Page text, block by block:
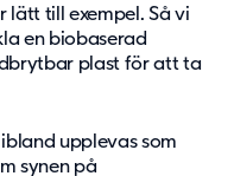
lätt till exempel. Så vi
en biobaserad
plast för att ta
upplevas som
synen på